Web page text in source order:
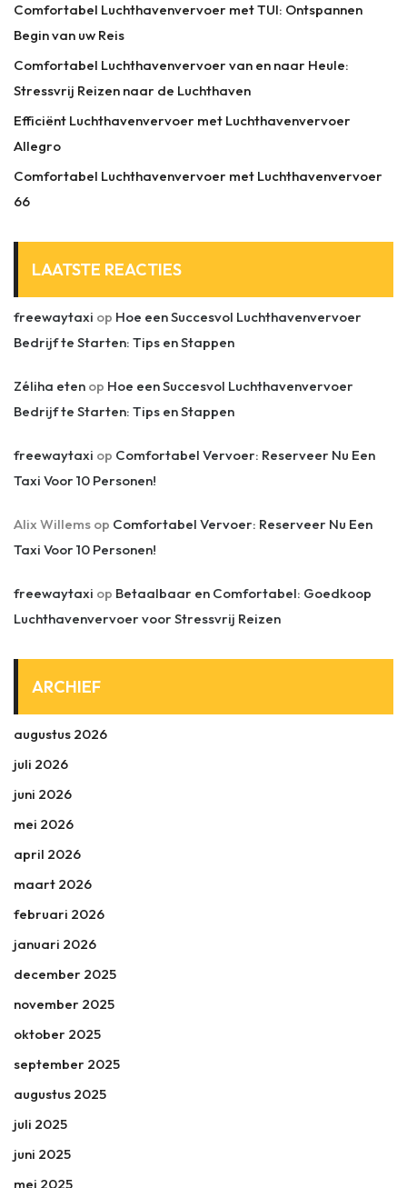
Comfortabel Luchthavenvervoer met TUI: Ontspannen
Begin van uw Reis
Comfortabel Luchthavenvervoer van en naar Heule:
Stressvrij Reizen naar de Luchthaven
Efficiënt Luchthavenvervoer met Luchthavenvervoer
Allegro
Comfortabel Luchthavenvervoer met Luchthavenvervoer
66
LAATSTE REACTIES
freewaytaxi op Hoe een Succesvol Luchthavenvervoer
Bedrijf te Starten: Tips en Stappen
Zéliha eten op Hoe een Succesvol Luchthavenvervoer
Bedrijf te Starten: Tips en Stappen
freewaytaxi op Comfortabel Vervoer: Reserveer Nu Een
Taxi Voor 10 Personen!
Alix Willems op Comfortabel Vervoer: Reserveer Nu Een
Taxi Voor 10 Personen!
freewaytaxi op Betaalbaar en Comfortabel: Goedkoop
Luchthavenvervoer voor Stressvrij Reizen
ARCHIEF
augustus 2026
juli 2026
juni 2026
mei 2026
april 2026
maart 2026
februari 2026
januari 2026
december 2025
november 2025
oktober 2025
september 2025
augustus 2025
juli 2025
juni 2025
mei 2025